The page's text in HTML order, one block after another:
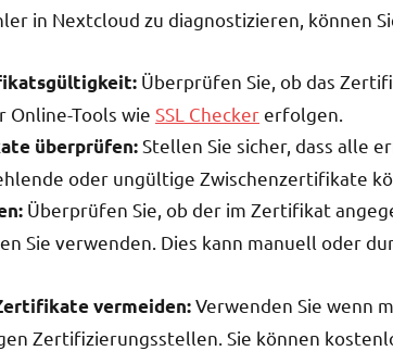
in Nextcloud zu diagnostizieren, können
Überprüfen Sie, ob das
Online-Tools wie SSL Checkererfolgen.
überprüfen:Stellen Sie sicher, dass alle
oder ungültige Zwischenzertifikate
Überprüfen Sie, ob der im Zertifikat
Sie verwenden. Dies kann manuell oder
vermeiden:Verwenden Sie wenn
Zertifizierungsstellen. Sie können